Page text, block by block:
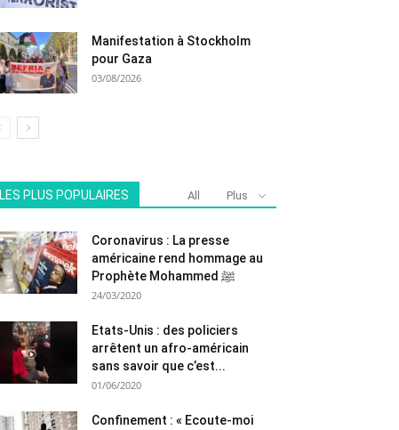
Manifestation à Stockholm
pour Gaza
03/08/2026
LES PLUS POPULAIRES All Plus
Coronavirus : La presse
américaine rend hommage au
Prophète Mohammed ﷺ
24/03/2020
Etats-Unis : des policiers
arrêtent un afro-américain
sans savoir que c’est...
01/06/2020
Confinement : « Ecoute-moi